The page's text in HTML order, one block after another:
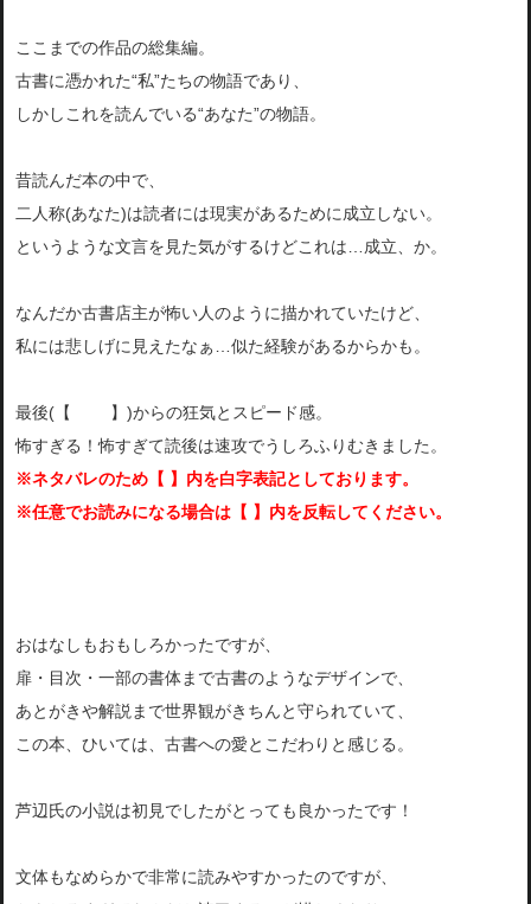
ここまでの作品の総集編。
古書に憑かれた“私”たちの物語であり、
しかしこれを読んでいる“あなた”の物語。
昔読んだ本の中で、
二人称(あなた)は読者には現実があるために成立しない。
というような文言を見た気がするけどこれは…成立、か。
なんだか古書店主が怖い人のように描かれていたけど、
私には悲しげに見えたなぁ…似た経験があるからかも。
最後(【
】)からの狂気とスピード感。
怖すぎる！怖すぎて読後は速攻でうしろふりむきました。
※ネタバレのため【 】内を白字表記としております。
※任意でお読みになる場合は【 】内を反転してください。
おはなしもおもしろかったですが、
扉・目次・一部の書体まで古書のようなデザインで、
あとがきや解説まで世界観がきちんと守られていて、
この本、ひいては、古書への愛とこだわりと感じる。
芦辺氏の小説は初見でしたがとっても良かったです！
文体もなめらかで非常に読みやすかったのですが、